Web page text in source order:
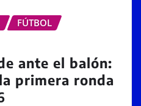
FÚTBOL
ante el balón:
primera ronda